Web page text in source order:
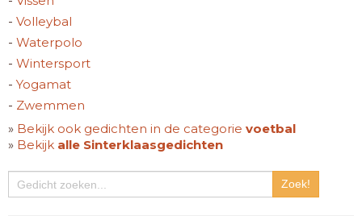
- Volleybal
- Waterpolo
- Wintersport
- Yogamat
- Zwemmen
» Bekijk ook gedichten in de categorie voetbal
» Bekijk alle Sinterklaasgedichten